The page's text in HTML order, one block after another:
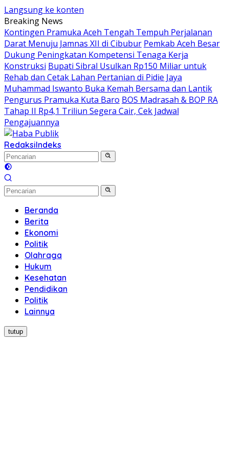
Langsung ke konten
Breaking News
Kontingen Pramuka Aceh Tengah Tempuh Perjalanan
Darat Menuju Jamnas XII di Cibubur Pemkab Aceh Besar
Dukung Peningkatan Kompetensi Tenaga Kerja
Konstruksi Bupati Sibral Usulkan Rp150 Miliar untuk
Rehab dan Cetak Lahan Pertanian di Pidie Jaya
Muhammad Iswanto Buka Kemah Bersama dan Lantik
Pengurus Pramuka Kuta Baro BOS Madrasah & BOP RA
Tahap II Rp4,1 Triliun Segera Cair, Cek Jadwal
Pengajuannya
RedaksiIndeks
Beranda
Berita
Ekonomi
Politik
Olahraga
Hukum
Kesehatan
Pendidikan
Politik
Lainnya
tutup